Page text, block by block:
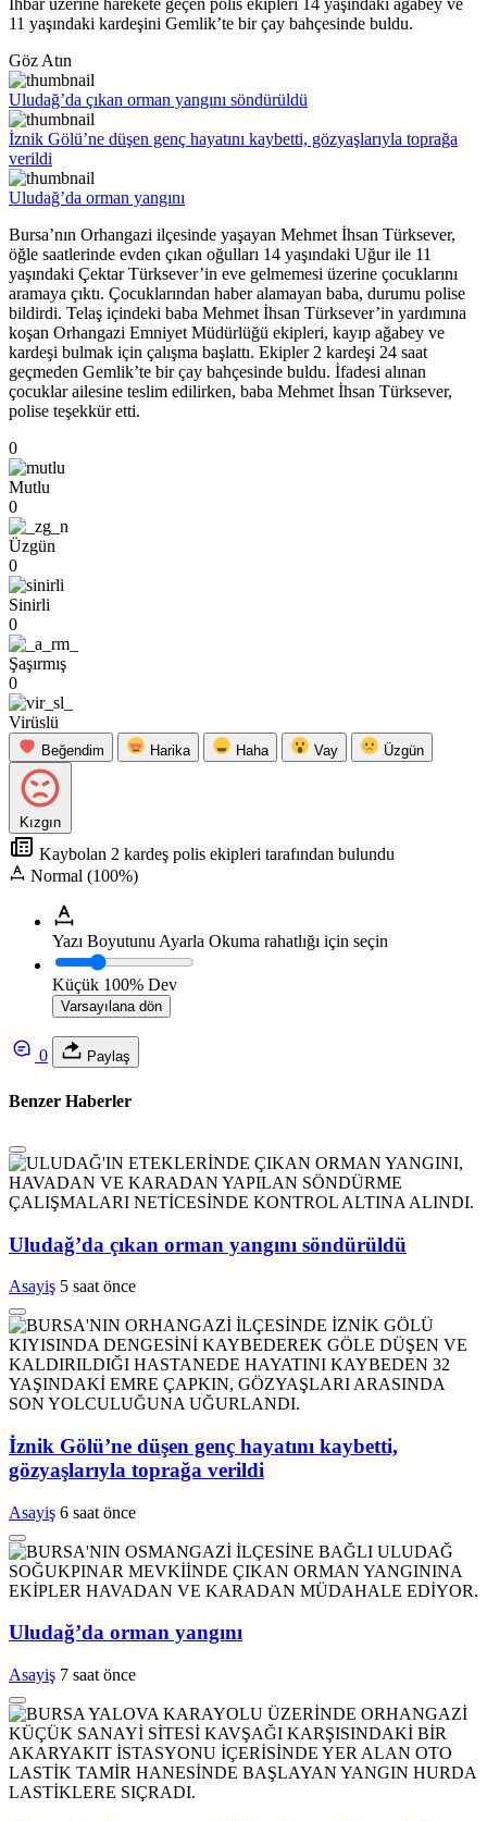
İhbar üzerine harekete geçen polis ekipleri 14 yaşındaki ağabey ve
11 yaşındaki kardeşini Gemlik’te bir çay bahçesinde buldu.
Göz Atın
Uludağ’da çıkan orman yangını söndürüldü
İznik Gölü’ne düşen genç hayatını kaybetti, gözyaşlarıyla toprağa
verildi
Uludağ’da orman yangını
Bursa’nın Orhangazi ilçesinde yaşayan Mehmet İhsan Türksever,
öğle saatlerinde evden çıkan oğulları 14 yaşındaki Uğur ile 11
yaşındaki Çektar Türksever’in eve gelmemesi üzerine çocuklarını
aramaya çıktı. Çocuklarından haber alamayan baba, durumu polise
bildirdi. Telaş içindeki baba Mehmet İhsan Türksever’in yardımına
koşan Orhangazi Emniyet Müdürlüğü ekipleri, kayıp ağabey ve
kardeşi bulmak için çalışma başlattı. Ekipler 2 kardeşi 24 saat
geçmeden Gemlik’te bir çay bahçesinde buldu. İfadesi alınan
çocuklar ailesine teslim edilirken, baba Mehmet İhsan Türksever,
polise teşekkür etti.
0
Mutlu
0
Üzgün
0
Sinirli
0
Şaşırmış
0
Virüslü
Beğendim Harika Haha Vay Üzgün
Kızgın
Kaybolan 2 kardeş polis ekipleri tarafından bulundu
Normal (100%)
Yazı Boyutunu Ayarla Okuma rahatlığı için seçin
Küçük 100% Dev
Varsayılana dön
0 Paylaş
Benzer Haberler
Uludağ’da çıkan orman yangını söndürüldü
Asayiş 5 saat önce
İznik Gölü’ne düşen genç hayatını kaybetti,
gözyaşlarıyla toprağa verildi
Asayiş 6 saat önce
Uludağ’da orman yangını
Asayiş 7 saat önce